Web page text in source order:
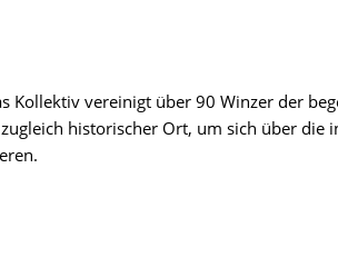
Kollektiv vereinigt über 90 Winzer der
historischer Ort, um sich über die